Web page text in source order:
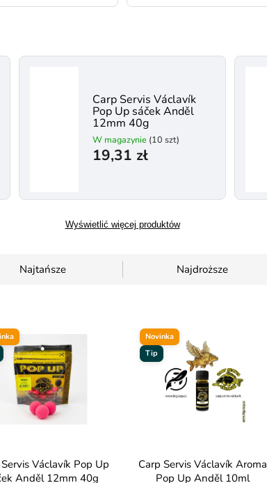
Carp Servis Václavík
Pop Up sáček Anděl
12mm 40g
W magazynie (10 szt)
19,31 zł
Wyświetlić więcej produktów
Najtańsze Najdroższe
Václavík Pop Up
Anděl 12mm 40g
Novinka
Tip
Carp Servis Václavík Aroma
Pop Up Anděl 10ml